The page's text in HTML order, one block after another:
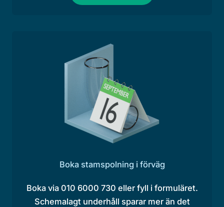
Boka stamspolning i förväg
Boka via 010 6000 730 eller fyll i formuläret.
Schemalagt underhåll sparar mer än det